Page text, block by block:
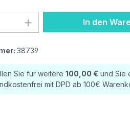
Gib denIn den
38739
Sie für weitere 100,00 € und Sie
mit DPD ab 100€